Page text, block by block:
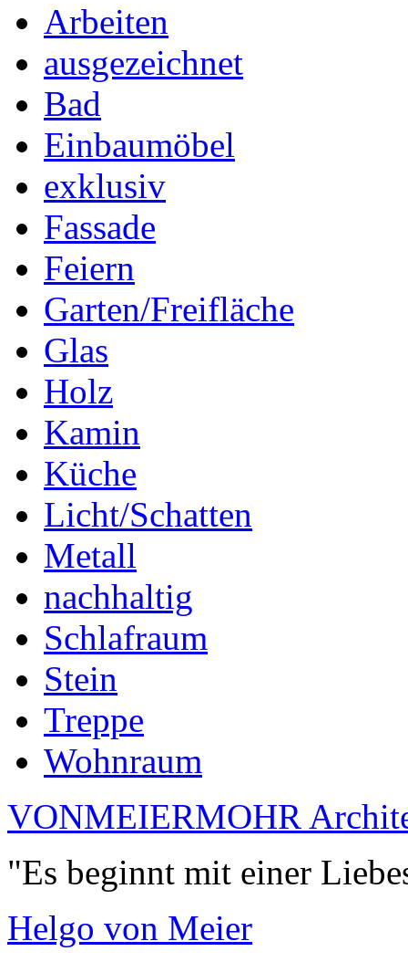
Arbeiten
ausgezeichnet
Bad
Einbaumöbel
exklusiv
Fassade
Feiern
Garten/Freifläche
Glas
Holz
Kamin
Küche
Licht/Schatten
Metall
nachhaltig
Schlafraum
Stein
Treppe
Wohnraum
VONMEIERMOHR
"Es beginnt mit einer
Helgo von Meier